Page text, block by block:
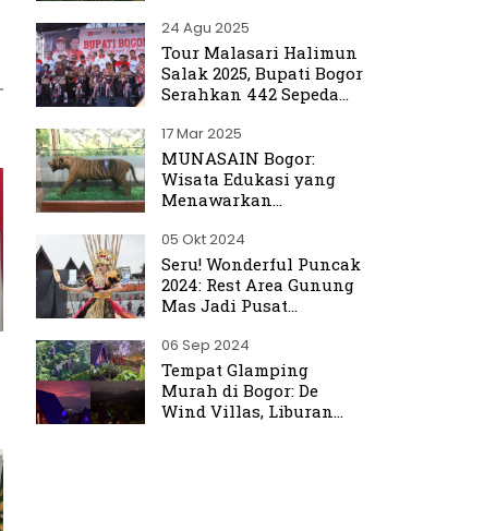
24 Agu 2025
Tour Malasari Halimun
Salak 2025, Bupati Bogor
Serahkan 442 Sepeda
17 Mar 2025
MUNASAIN Bogor:
Wisata Edukasi yang
Menawarkan
dari Kebun Raya Bogor
05 Okt 2024
Seru! Wonderful Puncak
2024: Rest Area Gunung
Mas Jadi Pusat
06 Sep 2024
Tempat Glamping
Murah di Bogor: De
Wind Villas, Liburan